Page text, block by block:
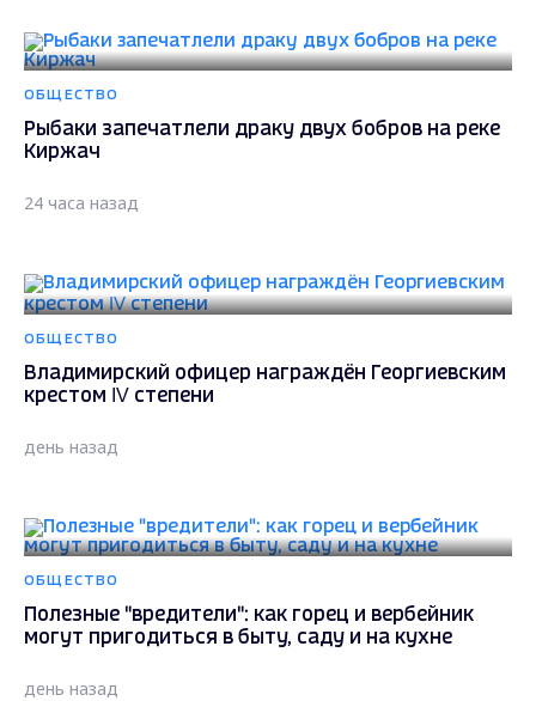
ОБЩЕСТВО
Рыбаки запечатлели драку двух бобров на реке
Киржач
24 часа назад
ОБЩЕСТВО
Владимирский офицер награждён Георгиевским
крестом IV степени
день назад
ОБЩЕСТВО
Полезные "вредители": как горец и вербейник
могут пригодиться в быту, саду и на кухне
день назад